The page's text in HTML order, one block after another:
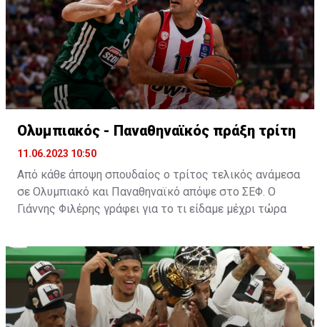
Ο Πλάθα αποτελεί ένα από τα μεγαλύτερα ονόματα
τεχνικών που θα καθίσει στον πάγκο της "Ένωσης".
Έχει ένα βαρύ βιογραφικό με παρουσία μεταξύ άλλων
στους πάγκους της Ρεάλ και της Μάλαγα και μία
ισπανική φιλοσοφία την οποία θα προσπαθήσει να
εφαρμόσει στους "κιτρινόμαυρους".
Ολυμπιακός - Παναθηναϊκός πράξη τρίτη
11.06.2023 10:50
Από κάθε άποψη σπουδαίος ο τρίτος τελικός ανάμεσα
σε Ολυμπιακό και Παναθηναϊκό απόψε στο ΣΕΦ. Ο
Γιάννης Φιλέρης γράφει για το τι είδαμε μέχρι τώρα
Πράξη τρίτη απόψε το βράδυ στους τελικούς της
Basket League (21:15, ΕΡΤ3 και LIVE από το SPORT24)
και όσοι προέβλεπαν ένα άνετο "σκούπισμα" από τον
Ολυμπιακό, έχουν ήδη διαψευστεί. Είναι η σθεναρή
αντίσταση του Παναθηναϊκού που έχει ανατρέψει τα